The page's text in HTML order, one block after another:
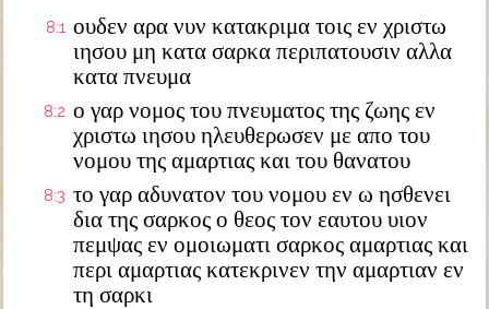
8:1 ουδεν αρα νυν κατακριμα τοις εν χριστω
ιησου μη κατα σαρκα περιπατουσιν αλλα
κατα πνευμα
8:2 ο γαρ νομος του πνευματος της ζωης εν
χριστω ιησου ηλευθερωσεν με απο του
νομου της αμαρτιας και του θανατου
8:3 το γαρ αδυνατον του νομου εν ω ησθενει
δια της σαρκος ο θεος τον εαυτου υιον
πεμψας εν ομοιωματι σαρκος αμαρτιας και
περι αμαρτιας κατεκρινεν την αμαρτιαν εν
τη σαρκι